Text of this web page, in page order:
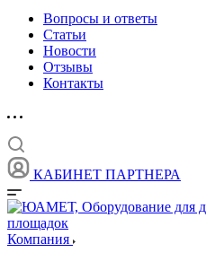
Вопросы и ответы
Статьи
Новости
Отзывы
Контакты
КАБИНЕТ ПАРТНЕРА
Компания